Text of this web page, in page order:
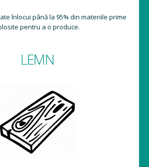
înlocui până la 95% din materiile prime
pentru a o produce.
LEMN